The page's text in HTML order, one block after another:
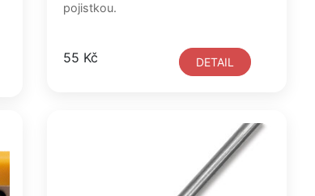
pojistkou.
55 Kč DETAIL